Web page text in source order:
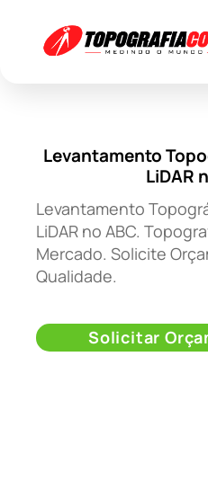
Levantamento
LiDAR
Levantamento
LiDAR no ABC.
Mercado. Solicite
Qualidade.
Solicitar